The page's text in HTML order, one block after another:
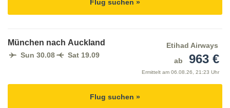
Flug suchen »
München nach Auckland
Sun 30.08 Sat 19.09
Etihad Airways
ab
963 €
Ermittelt am 06.08.26, 21:23 Uhr
Flug suchen »